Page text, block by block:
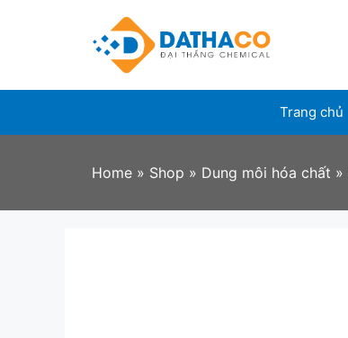
Trang chủ
Home » Shop » Dung môi hóa chất »